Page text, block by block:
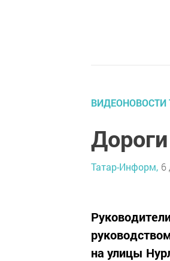
ВИДЕОНОВОСТИ
Татар-Информ, 6
на улицы